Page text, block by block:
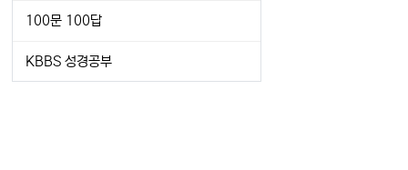
100문 100답
KBBS 성경공부